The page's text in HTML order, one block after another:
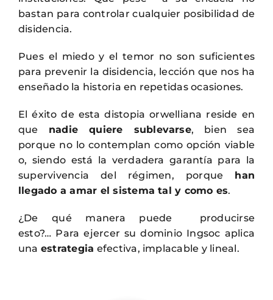
bastan para controlar cualquier posibilidad de
disidencia.
Pues el miedo y el temor no son suficientes
para prevenir la disidencia, lección que nos ha
enseñado la historia en repetidas ocasiones.
El éxito de esta distopia orwelliana reside en
que nadie quiere sublevarse, bien sea
porque no lo contemplan como opción viable
o, siendo está la verdadera garantía para la
supervivencia del régimen, porque han
llegado a amar el sistema tal y como es.
¿De qué manera puede producirse
esto?… Para ejercer su dominio Ingsoc aplica
una estrategia efectiva, implacable y lineal.